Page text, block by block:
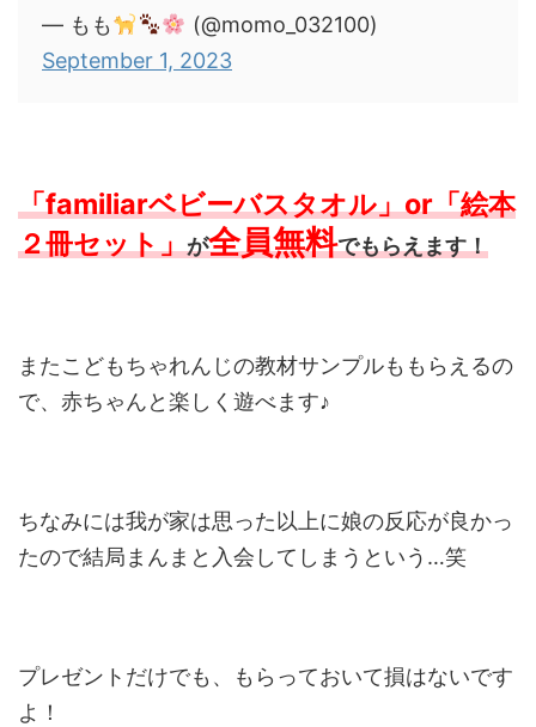
— もも
(@momo_032100)
September 1, 2023
「familiarベビーバスタオル」or「絵本
２冊セット」が全員無料でもらえます！
またこどもちゃれんじの教材サンプルももらえるの
で、赤ちゃんと楽しく遊べます♪
ちなみには我が家は思った以上に娘の反応が良かっ
たので結局まんまと入会してしまうという…笑
プレゼントだけでも、もらっておいて損はないです
よ！